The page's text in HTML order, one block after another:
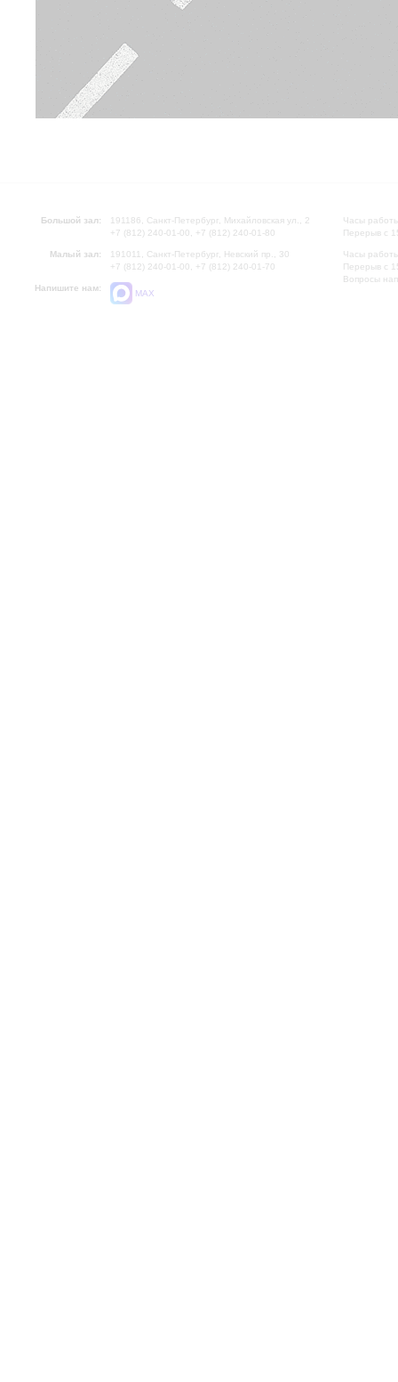
Большой зал:
191186, Санкт-Петербург, Михайловская ул., 2
+7 (812) 240-01-00, +7 (812) 240-01-80
Малый зал:
191011, Санкт-Петербург, Невский пр., 30
+7 (812) 240-01-00, +7 (812) 240-01-70
Напишите нам:
MAX
Часы
Перерыв с
Часы
Перерыв с
Вопросы